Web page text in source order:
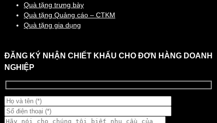
Quà tặng trưng bày
Quà tặng Quảng cáo – CTKM
Quà tặng gia dụng
ĐĂNG KÝ NHẬN CHIẾT KHẤU CHO ĐƠN HÀNG DOANH
NGHIỆP